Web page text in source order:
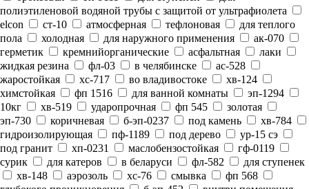
полиэтиленовой водяной трубы с защитой от ультрафиолета
elcon
ст-10 атмосферная тефлоновая
для теплого
пола
холодная для наружного применения
ак-070
герметик
кремнийорганические асфальтная
лаки
жидкая резина
фл-03 в челябинске
ас-528
жаростойкая
хс-717 во владивостоке
хв-124
химстойкая
фп 1516 для ванной комнаты
эп-1294
10кг
хв-519 ударопрочная фп 545
золотая
эп-730
коричневая б-эп-0237 под камень
хв-784
гидроизолирующая
пф-1189 под дерево
ур-15 сэ
под гранит
хп-0231 маслобензостойкая
гф-0119
сурик
для катеров в беларуси фл-582
для ступенек
хв-148
аэрозоль хс-76 смывка
фп 568